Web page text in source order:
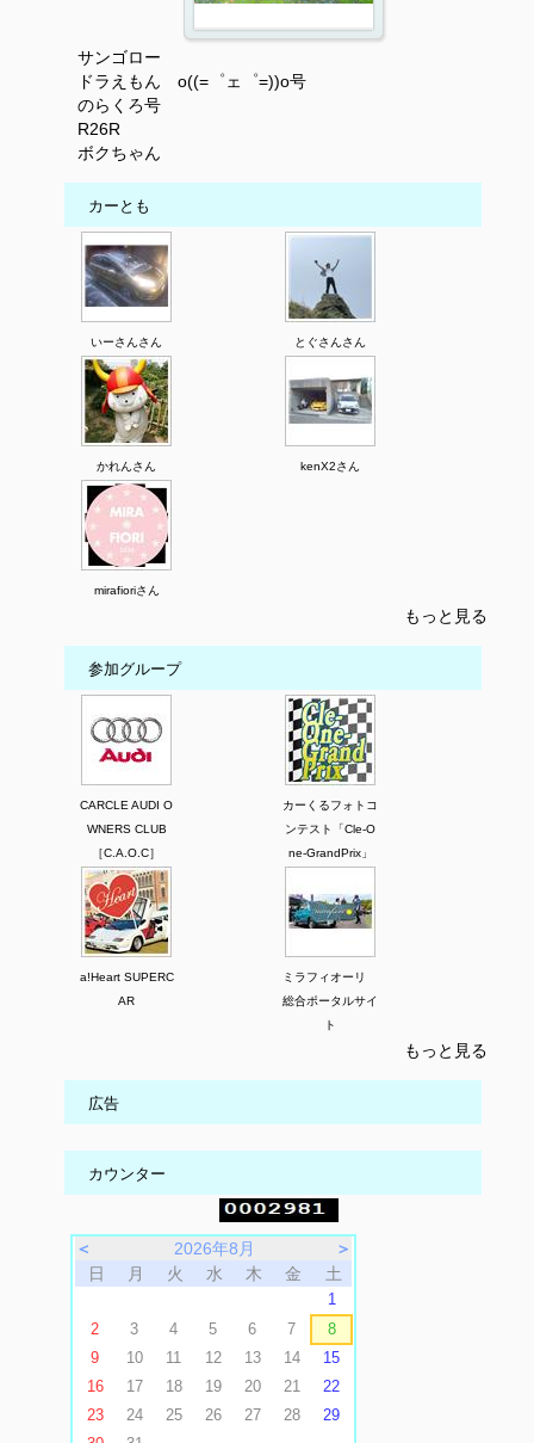
サンゴロー
ドラえもん o((=゜ェ゜=))o号
のらくろ号
R26R
ボクちゃん
カーとも
いーさんさん とぐさんさん
かれんさん kenX2さん
mirafioriさん
もっと見る
参加グループ
CARCLE AUDI O
WNERS CLUB
［C.A.O.C］
カーくるフォトコ
ンテスト「Cle-O
ne-GrandPrix」
a!Heart SUPERC
AR
ミラフィオーリ
総合ポータルサイ
ト
もっと見る
広告
カウンター
＜ 2026年8月
＞
日
月 火 水 木 金 土
1
2
3 4 5 6 7
8
9
10 11 12 13 14
15
16
17 18 19 20 21
22
23
24 25 26 27 28
29